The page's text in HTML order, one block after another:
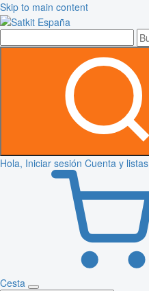
Skip to main content
Hola, Iniciar sesión Cuenta y listas
Cesta